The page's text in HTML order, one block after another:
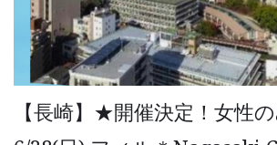
【長崎】★開催決定！女性